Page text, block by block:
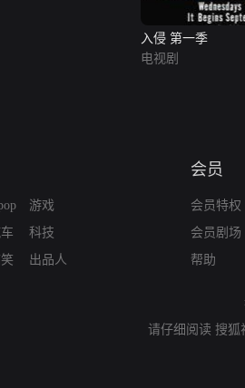
入侵 第一季
电视剧
游戏
科技
出品人
会员
会员特权
会员剧场
帮助
请仔细阅读 搜狐